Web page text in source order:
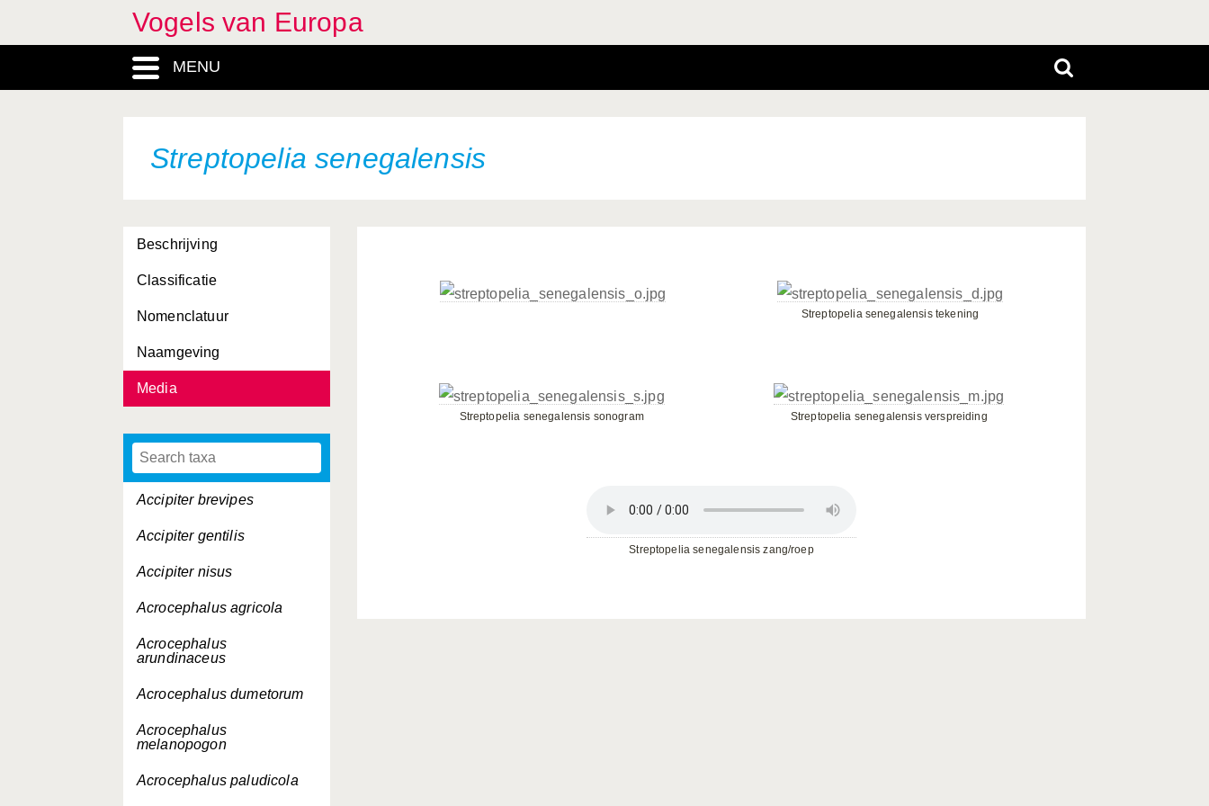
Vogels van Europa
MENU
Streptopelia senegalensis
Beschrijving
Classificatie
Nomenclatuur
Naamgeving
Media
Accipiter brevipes
Accipiter gentilis
Accipiter nisus
Acrocephalus agricola
Acrocephalus
arundinaceus
Acrocephalus dumetorum
Acrocephalus
melanopogon
Acrocephalus paludicola
Streptopelia senegalensis tekening
Streptopelia senegalensis sonogram Streptopelia senegalensis verspreiding
Streptopelia senegalensis zang/roep